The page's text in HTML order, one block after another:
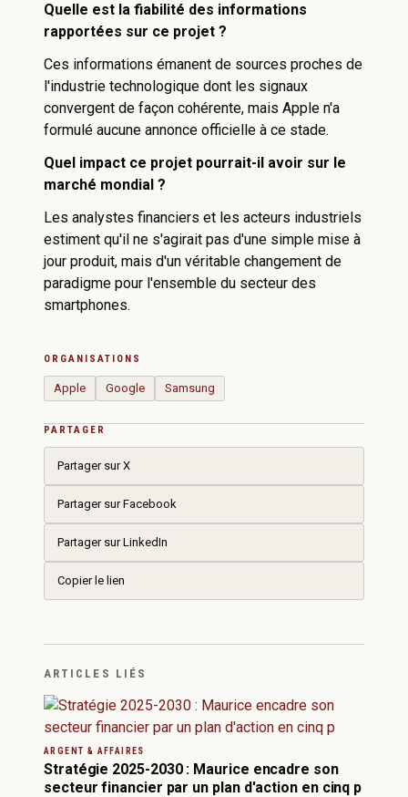
Quelle est la fiabilité des informations
rapportées sur ce projet ?
Ces informations émanent de sources proches de
l'industrie technologique dont les signaux
convergent de façon cohérente, mais Apple n'a
formulé aucune annonce officielle à ce stade.
Quel impact ce projet pourrait-il avoir sur le
marché mondial ?
Les analystes financiers et les acteurs industriels
estiment qu'il ne s'agirait pas d'une simple mise à
jour produit, mais d'un véritable changement de
paradigme pour l'ensemble du secteur des
smartphones.
ORGANISATIONS
Apple Google Samsung
PARTAGER
Partager sur X
Partager sur Facebook
Partager sur LinkedIn
Copier le lien
ARTICLES LIÉS
ARGENT & AFFAIRES
Stratégie 2025-2030 : Maurice encadre son
secteur financier par un plan d'action en cinq p